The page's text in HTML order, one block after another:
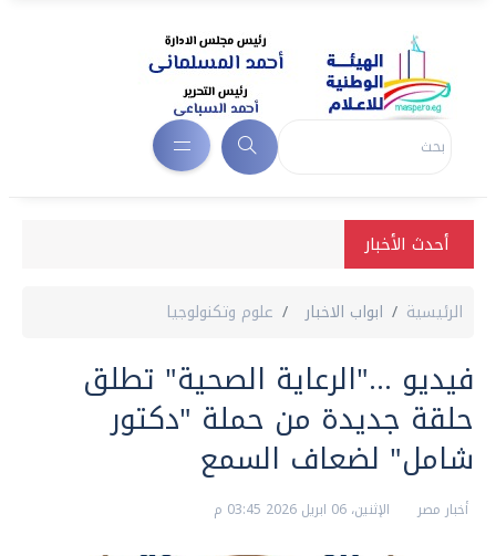
أحدث الأخبار
الرئيسية ابواب الاخبار علوم وتكنولوجيا
فيديو ..."الرعاية الصحية" تطلق
حلقة جديدة من حملة "دكتور
شامل" لضعاف السمع
أخبار مصر الإثنين، 06 ابريل 2026 03:45 م